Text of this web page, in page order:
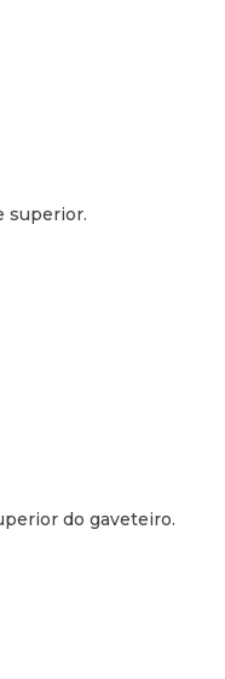
superior.
do gaveteiro.